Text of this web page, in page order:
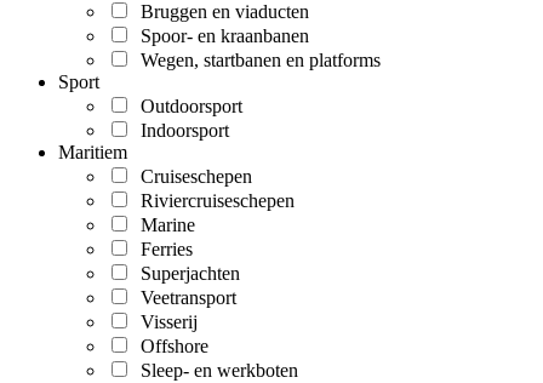
Bruggen en viaducten
Spoor- en kraanbanen
Wegen, startbanen en platforms
Sport
Outdoorsport
Indoorsport
Maritiem
Cruiseschepen
Riviercruiseschepen
Marine
Ferries
Superjachten
Veetransport
Visserij
Offshore
Sleep- en werkboten